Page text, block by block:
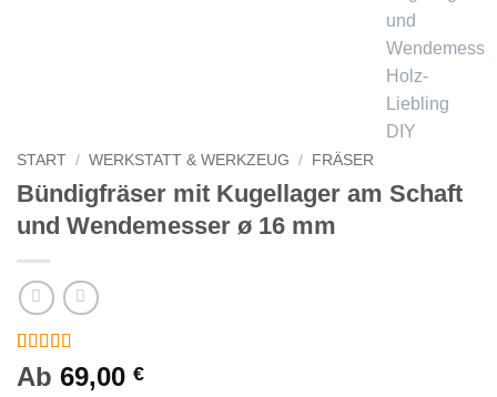
START / WERKSTATT & WERKZEUG / FRÄSER
Bündigfräser mit Kugellager am Schaft
und Wendemesser ø 16 mm
Bewertet
mit5 von 5,
2
Ab 69,00 €